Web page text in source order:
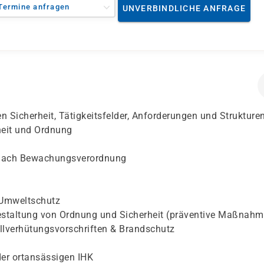
anfragen UNVERBINDLICHE ANFRAGE
Sicherheit, Tätigkeitsfelder, Anforderungen und
und Ordnung
Bewachungsverordnung
von Ordnung und Sicherheit (präventive
& Brandschutz
ortansässigen IHK